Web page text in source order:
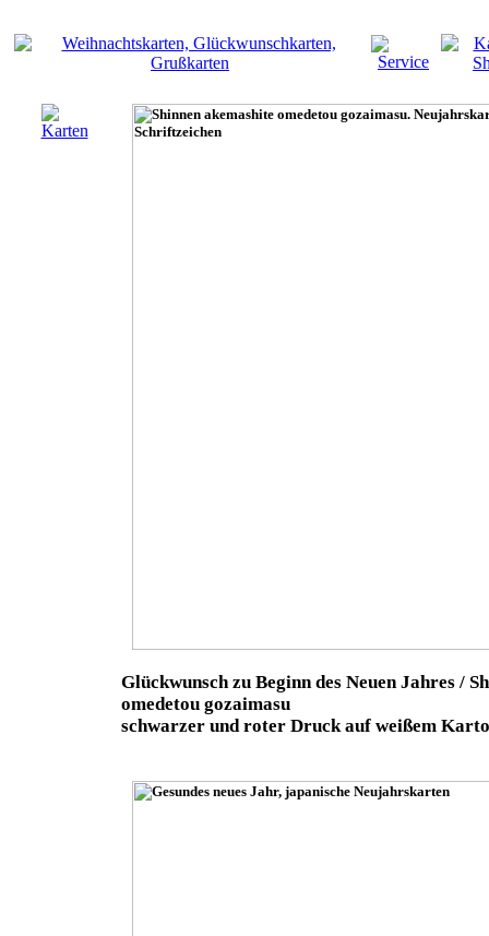
Glückwunsch zu Beginn des Neuen Jahres /
omedetou gozaimasu
schwarzer und roter Druck auf weißem